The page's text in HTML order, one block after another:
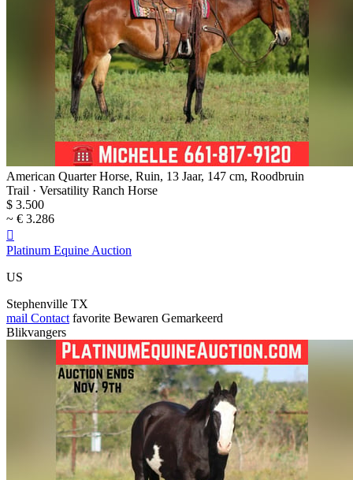
American Quarter Horse, Ruin, 13 Jaar, 147 cm, Roodbruin
Trail · Versatility Ranch Horse
$ 3.500
~ € 3.286

Platinum Equine Auction
US
Stephenville TX
mail Contact favorite Bewaren Gemarkeerd
Blikvangers